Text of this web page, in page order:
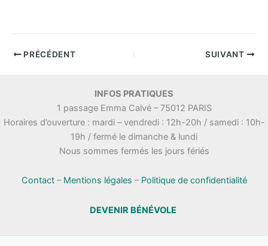
PRÉCÉDENT SUIVANT
INFOS PRATIQUES
1 passage Emma Calvé – 75012 PARIS
Horaires d’ouverture : mardi – vendredi : 12h-20h / samedi : 10h-
19h / fermé le dimanche & lundi
Nous sommes fermés les jours fériés
Contact– Mentions légales – Politique de confidentialité
DEVENIR BÉNÉVOLE